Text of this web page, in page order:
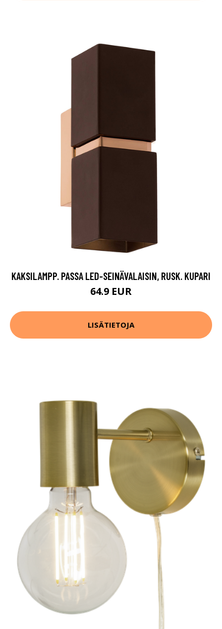
KAKSILAMPP. PASSA LED-SEINÄVALAISIN, RUSK. KUPARI
64.9 EUR
LISÄTIETOJA